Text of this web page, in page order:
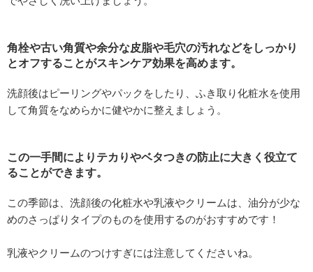
角栓や古い角質や余分な皮脂や毛穴の汚れなどをしっかり
とオフすることがスキンケア効果を高めます。
洗顔後はピーリングやパックをしたり、ふき取り化粧水を使用
して角質をなめらかに健やかに整えましょう。
この一手間によりテカりやベタつきの防止に大きく役立て
ることができます。
この季節は、洗顔後の化粧水や乳液やクリームは、油分が少な
めのさっぱりタイプのものを使用するのがおすすめです！
乳液やクリームのつけすぎには注意してくださいね。